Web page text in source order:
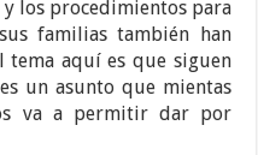
los procedimientos para
familias también han
tema aquí es que siguen
un asunto que mientas
va a permitir dar por